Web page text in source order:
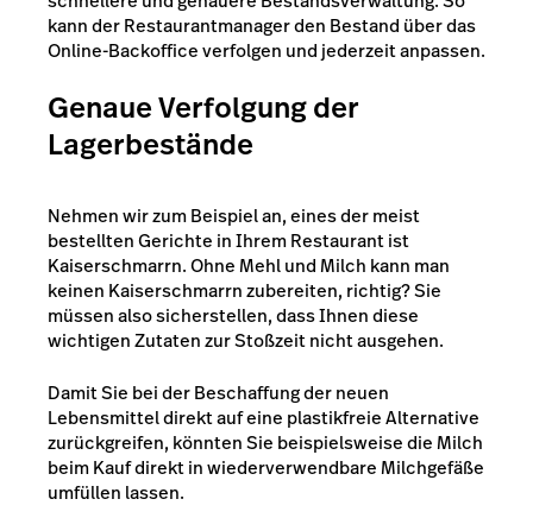
kann der Restaurantmanager den Bestand über das
Online-Backoffice verfolgen und jederzeit anpassen.
Genaue Verfolgung der
Lagerbestände
Nehmen wir zum Beispiel an, eines der meist
bestellten Gerichte in Ihrem Restaurant ist
Kaiserschmarrn. Ohne Mehl und Milch kann man
keinen Kaiserschmarrn zubereiten, richtig?Sie
müssen also sicherstellen, dass Ihnen diese
wichtigen Zutaten zur Stoßzeit nicht ausgehen.
Damit Sie bei der Beschaffung der neuen
Lebensmittel direkt auf eine plastikfreie Alternative
zurückgreifen, könnten Sie beispielsweise die Milch
beim Kauf direkt in wiederverwendbare Milchgefäße
umfüllen lassen.